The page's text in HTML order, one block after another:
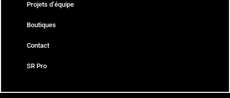
Projets d’équipe
Boutiques
Contact
SR Pro